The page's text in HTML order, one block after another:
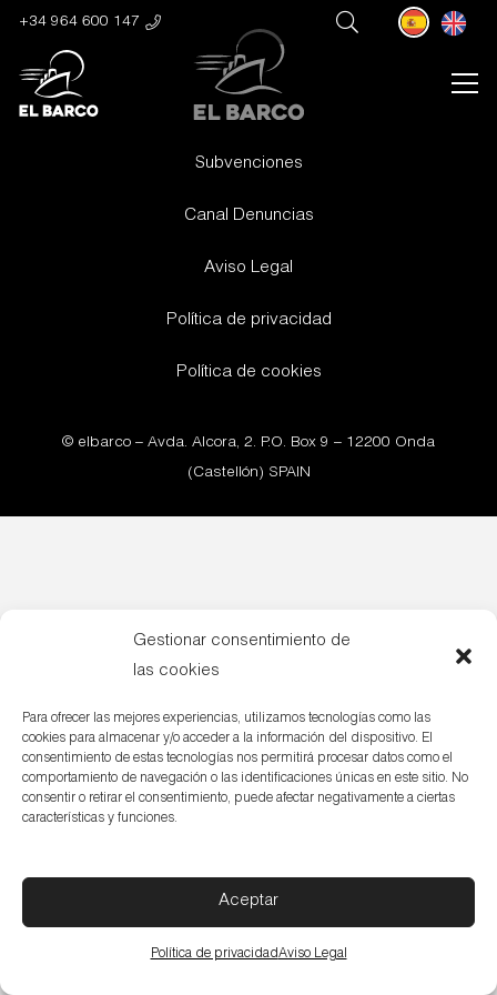
Gestionar consentimiento de
las cookies
Para ofrecer las mejores experiencias, utilizamos tecnologías como las
cookies para almacenar y/o acceder a la información del dispositivo. El
consentimiento de estas tecnologías nos permitirá procesar datos como el
comportamiento de navegación o las identificaciones únicas en este sitio. No
consentir o retirar el consentimiento, puede afectar negativamente a ciertas
características y funciones.
Aceptar
Política de privacidadAviso Legal
+34 964 600 147
Subvenciones
Canal Denuncias
Aviso Legal
Política de privacidad
Política de cookies
© elbarco – Avda. Alcora, 2. P.O. Box 9 – 12200 Onda
(Castellón) SPAIN